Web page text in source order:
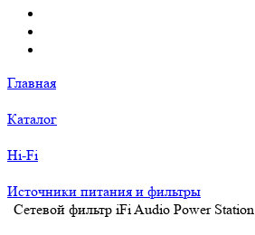
Главная
Каталог
Hi-Fi
Источники питания и фильтры
Сетевой фильтр iFi Audio Power Station